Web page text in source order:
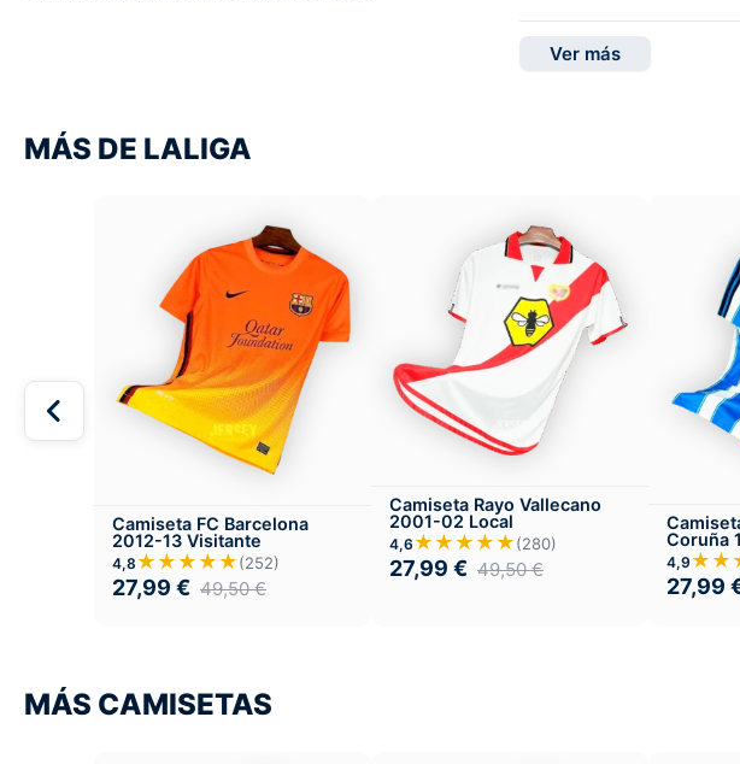
Ver más
MÁS DE LALIGA
Camiseta FC Barcelona
2012-13 Visitante
4,8 ★★★★★(252)
27,99 € 49,50€
Camiseta Rayo Vallecano
2001-02 Local
4,6 ★★★★★(280)
27,99 € 49,50€
Coruña
4,9
27,99
MÁS CAMISETAS